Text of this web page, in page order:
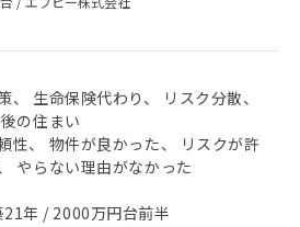
、 生命保険代わり、 リスク分散、
の住まい
性、 物件が良かった、 リスクが許
やらない理由がなかった
年 / 2000万円台前半